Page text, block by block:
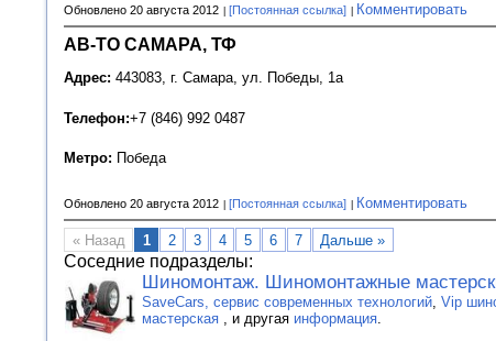
Обновлено 20 августа 2012 [Постоянная ссылка] Комментировать
АВ-ТО САМАРА, ТФ
Адрес: 443083, г. Самара, ул. Победы, 1а
Телефон:+7 (846) 992 0487
Метро: Победа
Обновлено 20 августа 2012 [Постоянная ссылка] Комментировать
« Назад 1 2 3 4 5 6 7 Дальше »
Соседние подразделы:
Шиномонтаж. Шиномонтажные
SaveCars, сервис современных технологий, Vip
мастерская , и другая информация.